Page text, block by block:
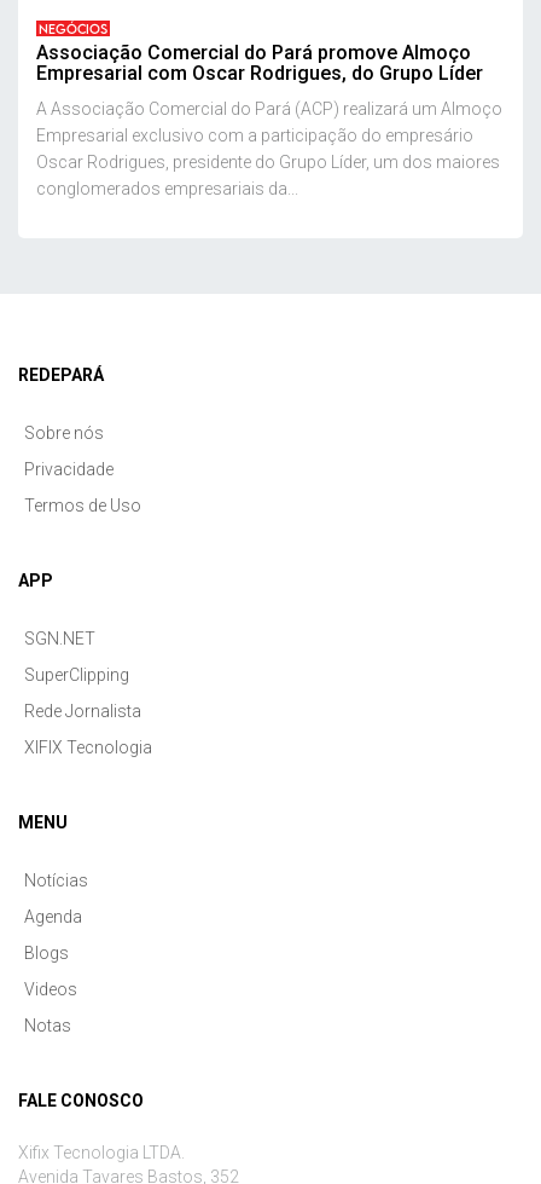
NEGÓCIOS
Associação Comercial do Pará promove Almoço
Empresarial com Oscar Rodrigues, do Grupo Líder
A Associação Comercial do Pará (ACP) realizará um Almoço
Empresarial exclusivo com a participação do empresário
Oscar Rodrigues, presidente do Grupo Líder, um dos maiores
conglomerados empresariais da...
REDEPARÁ
Sobre nós
Privacidade
Termos de Uso
APP
SGN.NET
SuperClipping
Rede Jornalista
XIFIX Tecnologia
MENU
Notícias
Agenda
Blogs
Videos
Notas
FALE CONOSCO
Xifix Tecnologia LTDA.
Avenida Tavares Bastos, 352